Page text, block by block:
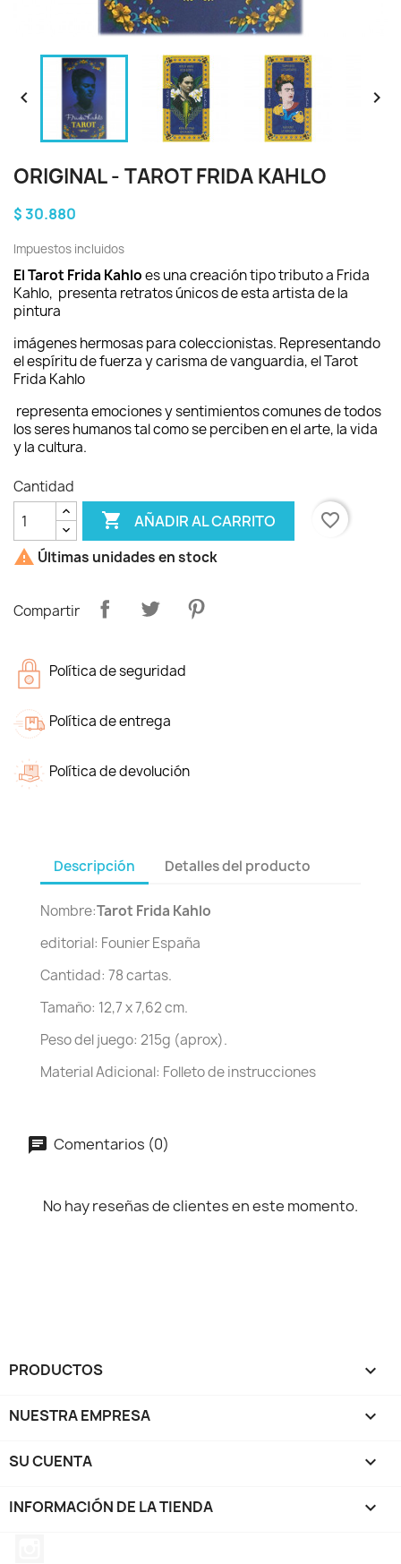
 
ORIGINAL - TAROT FRIDA KAHLO
$ 30.880
Impuestos incluidos
El Tarot Frida Kahloes una creación tipo tributo a Frida
Kahlo, presenta retratos únicos de esta artista de la
pintura
imágenes hermosas para coleccionistas. Representando
el espíritu de fuerza y ​​carisma de vanguardia, el Tarot
Frida Kahlo
representa emociones y sentimientos comunes de todos
los seres humanos tal como se perciben en el arte, la vida
y la cultura.
Cantidad
 AÑADIR AL CARRITO
favorite_border
 Últimas unidades en stock
Compartir
Política de seguridad
Política de entrega
Política de devolución
Descripción Detalles del producto
Nombre:Tarot Frida Kahlo
editorial: Founier España
Cantidad: 78 cartas.
Tamaño: 12,7 x 7,62 cm.
Peso del juego: 215g (aprox).
Material Adicional: Folleto de instrucciones
Comentarios (0)
No hay reseñas de clientes en este momento.
PRODUCTOS 
NUESTRA EMPRESA 
SU CUENTA 
INFORMACIÓN DE LA TIENDA keyboard_arrow_down